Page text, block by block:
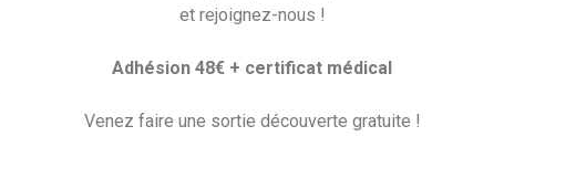
et rejoignez-nous !
Adhésion 48€ + certificat médical
Venez faire une sortie découverte gratuite !